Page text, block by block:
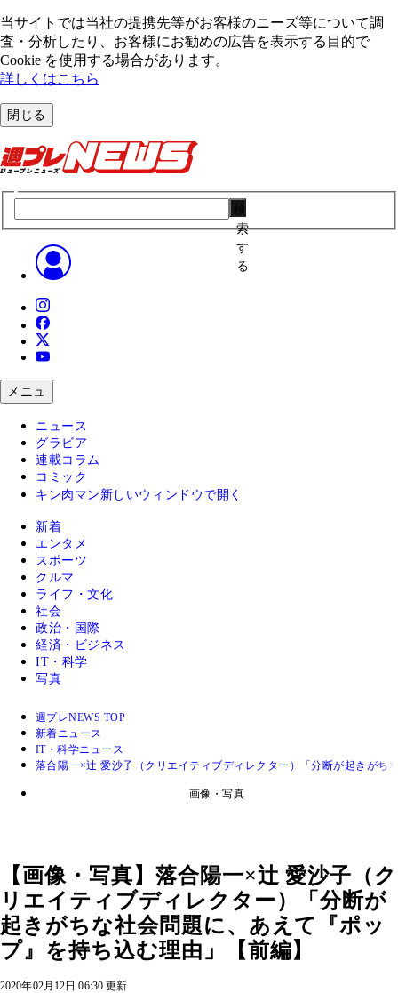
当サイトでは当社の提携先等がお客様のニーズ等について調
査・分析したり、お客様にお勧めの広告を表⽰する⽬的で
Cookie を使⽤する場合があります。
詳しくはこちら
閉じる
索
す
る
メニュ
ニュース
グラビア
連載コラム
コミック
キン肉マン 新しいウィンドウで開く
新着
エンタメ
スポーツ
クルマ
ライフ・文化
社会
政治・国際
経済・ビジネス
IT・科学
写真
週プレNEWS TOP
新着ニュース
IT・科学ニュース
落合陽一×辻 愛沙子（クリエイティブディレクター）「分断が起きがち
画像・写真
【画像・写真】落合陽一×辻 愛沙子（ク
リエイティブディレクター）「分断が
起きがちな社会問題に、あえて『ポッ
プ』を持ち込む理由」【前編】
2020年02月12日 06:30 更新